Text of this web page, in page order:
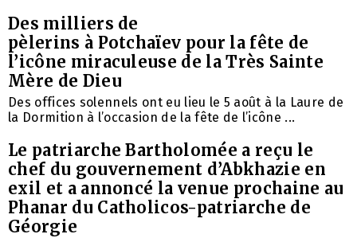
Des milliers de
pèlerins à Potchaïev pour la fête de
l’icône miraculeuse de la Très Sainte
Mère de Dieu
Des offices solennels ont eu lieu le 5 août à la Laure de
la Dormition à l’occasion de la fête de l’icône ...
Le patriarche Bartholomée a reçu le
chef du gouvernement d’Abkhazie en
exil et a annoncé la venue prochaine au
Phanar du Catholicos-patriarche de
Géorgie